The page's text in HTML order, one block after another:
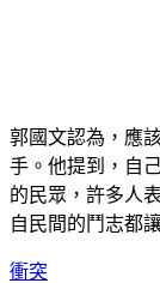
郭國文認為，應
手。他提到，自
的民眾，許多人
自民間的鬥志都
衝突